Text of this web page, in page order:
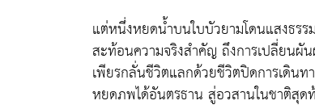
แต่หนึ่งหยดน้ำบนใบบัวยามโดนแสงธรรม
สะท้อนความจริงสำคัญ ถึงการเปลี่ยนผั
เพียรกลั่นชีวิตแลกด้วยชีวิตปิดการเดินท
หยดภพได้อันตรธาน สู่อวสานในชาติสุด